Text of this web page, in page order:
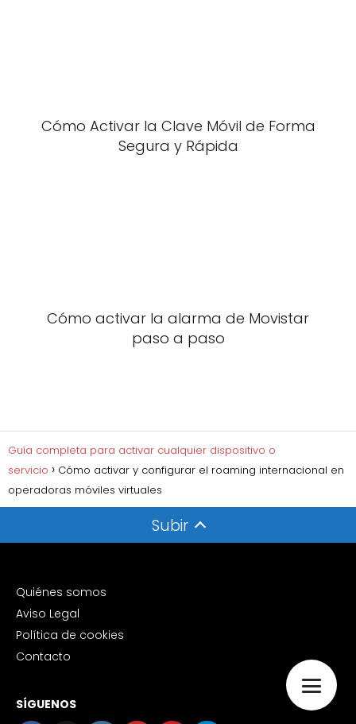
Cómo Activar la Clave Móvil de Forma
Segura y Rápida
Cómo activar la alarma de Movistar
paso a paso
Guía completa para activar cualquier dispositivo o
servicio
Cómo activar y configurar el roaming internacional en
operadoras móviles virtuales
Subir
Quiénes somos
Aviso Legal
Política de cookies
Contacto
SÍGUENOS